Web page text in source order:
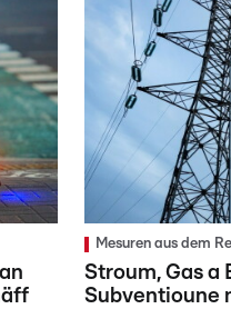
Mesuren aus dem
Stroum, Gas a
Subventioune